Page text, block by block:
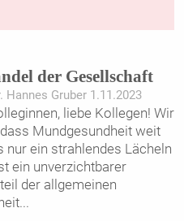
der Gesellschaft
Hannes Gruber 1.11.2023
liebe Kollegen! Wir
Mundgesundheit weit
nur ein strahlendes Lächeln
ein unverzichtbarer
der allgemeinen
...